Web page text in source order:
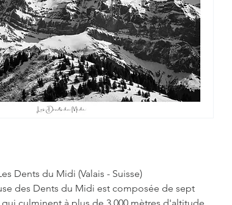
Dents du Midi (Valais - Suisse)
des Dents du Midi est composée de sept
culminent à plus de 3 000 mètres d'altitude.